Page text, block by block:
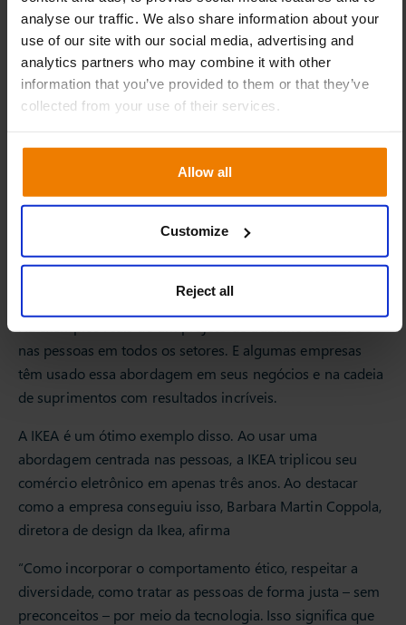
analyse our traffic. We also share information about your
use of our site with our social media, advertising and
analytics partners who may combine it with other
information that you’ve provided to them or that they’ve
collected from your use of their services.
Allow all
Customize
Reject all
Como um projeto de trabalho
centrado nas pessoas pode
agregar valor à sua empresa?
nas pessoas em todos os setores. E algumas empresas
têm usado essa abordagem em seus negócios e na cadeia
de suprimentos com resultados incríveis.
A IKEA é um ótimo exemplo disso. Ao usar uma
abordagem centrada nas pessoas, a IKEA triplicou seu
comércio eletrônico em apenas três anos. Ao destacar
como a empresa conseguiu isso, Barbara Martin Coppola,
diretora de design da Ikea, afirma
“Como incorporar o comportamento ético, respeitar a
diversidade, como tratar as pessoas de forma justa – sem
preconceitos – por meio da tecnologia. Isso significa que